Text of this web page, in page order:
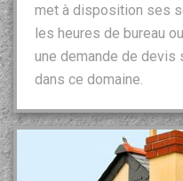
met à disposition ses
les heures de bureau
une demande de
dans ce domaine.